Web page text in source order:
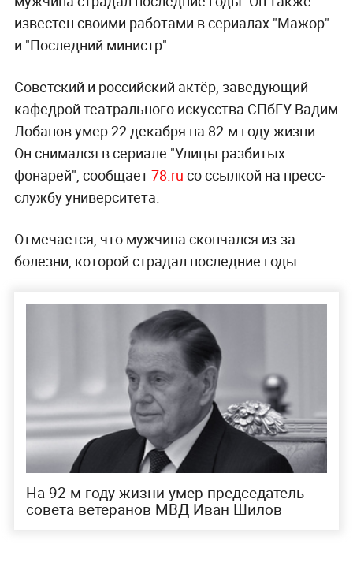
известен своими работами в сериалах "Мажор"
и "Последний министр".
Советский и российский актёр, заведующий
кафедрой театрального искусства СПбГУ Вадим
Лобанов умер 22 декабря на 82-м году жизни.
Он снимался в сериале "Улицы разбитых
фонарей", сообщает78.ru со ссылкой на пресс-
службу университета.
Отмечается, что мужчина скончался из-за
болезни, которой страдал последние годы.
На 92-м году жизни умер председатель
совета ветеранов МВД Иван Шилов